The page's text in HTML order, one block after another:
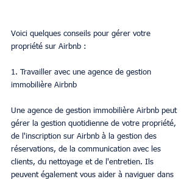
Voici quelques conseils pour gérer votre
propriété sur Airbnb :
1. Travailler avec une agence de gestion
immobilière Airbnb
Une agence de gestion immobilière Airbnb peut
gérer la gestion quotidienne de votre propriété,
de l'inscription sur Airbnb à la gestion des
réservations, de la communication avec les
clients, du nettoyage et de l'entretien. Ils
peuvent également vous aider à naviguer dans